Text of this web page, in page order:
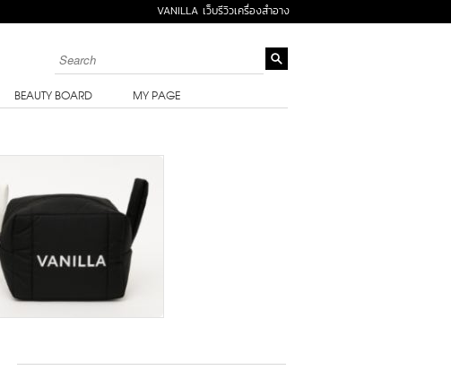
VANILLA เว็บรีวิวเครื่องสำอาง
BEAUTY BOARD MY PAGE